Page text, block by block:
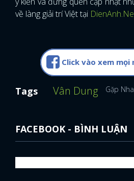
về làng giải trí Việt tại
Click vào xem mọi
Tags Vân Dung Gặp
FACEBOOK - BÌNH LUẬN